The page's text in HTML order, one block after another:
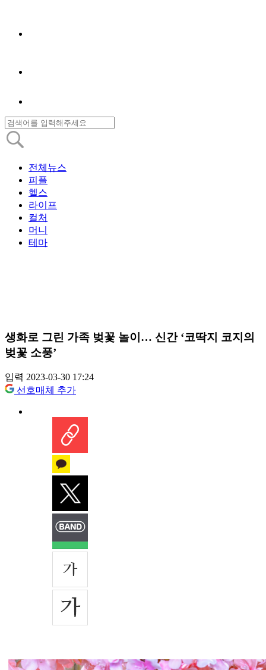
전체뉴스
피플
헬스
라이프
컬처
머니
테마
생화로 그린 가족 벚꽃 놀이… 신간 ‘코딱지 코지의
벚꽃 소풍’
입력 2023-03-30 17:24
선호매체 추가